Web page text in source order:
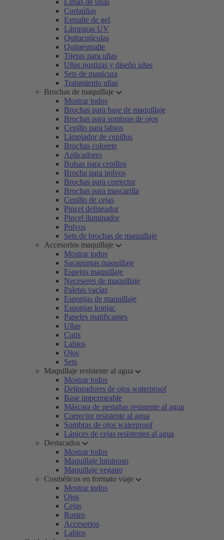
Limas de uñas
Cortaúñas
Esmalte de gel
Lámparas UV
Quitacutículas
Quitaesmalte
Tijeras para uñas
Uñas postizas y diseño uñas
Sets de manicura
Tratamiento uñas
Brochas de maquillaje
Mostrar todos
Brochas para base de maquillaje
Brochas para sombras de ojos
Cepillo para labios
Limpiador de cepillos
Brochas colorete
Aplicadores
Bolsas para cepillos
Brocha para polvos
Brochas para corrector
Brochas para mascarilla
Cepillo de cejas
Pincel delineador
Pincel iluminador
Polvos
Sets de brochas de maquillaje
Accesorios maquillaje
Mostrar todos
Sacapuntas maquillaje
Espejos maquillaje
Neceseres de maquillaje
Paletas vacías
Esponjas de maquillaje
Esponjas konjac
Papeles matificantes
Uñas
Cutis
Labios
Ojos
Sets
Maquillaje resistente al agua
Mostrar todos
Delineadores de ojos waterproof
Base impermeable
Máscara de pestañas resistente al agua
Corrector resistente al agua
Sombras de ojos waterproof
Lápices de cejas resistentes al agua
Destacados
Mostrar todos
Maquillaje luminoso
Maquillaje vegano
Cosméticos en formato viaje
Mostrar todos
Ojos
Cejas
Rostro
Accesorios
Labios